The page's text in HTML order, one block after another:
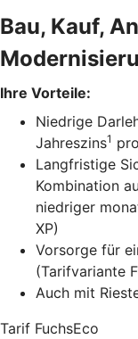
Bau, Kauf,
Ihre Vorteile:
Niedrige
Jahreszins1
Langfristige
Kombination
niedriger
XP)
Vorsorge für
(Tarifvariante
Auch mit
Tarif FuchsEco